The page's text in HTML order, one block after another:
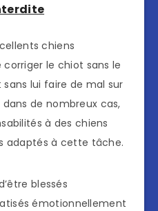
chiens
le chiot sans le
lui faire de mal sur
de nombreux cas,
à des chiens
adaptés à cette tâche.
blessés
émotionnellement